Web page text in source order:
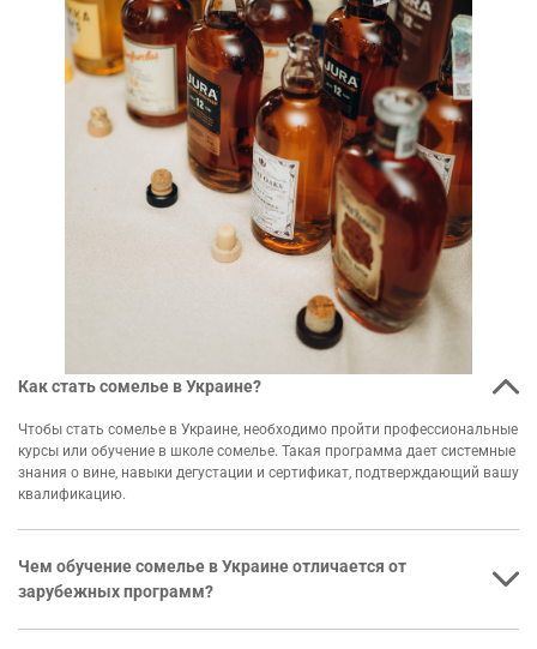
Как стать сомелье в Украине?
Чтобы стать сомелье в Украине, необходимо пройти профессиональные
курсы или обучение в школе сомелье. Такая программа дает системные
знания о вине, навыки дегустации и сертификат, подтверждающий вашу
квалификацию.
Чем обучение сомелье в Украине отличается от
зарубежных программ?